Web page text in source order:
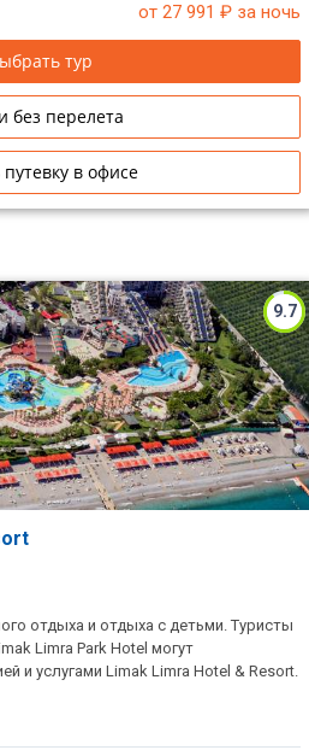
от 27 991 ₽ за ночь
тур
без перелета
в офисе
9.7
отдыха и отдыха с детьми. Туристы
Limra Park Hotel могут
и услугами Limak Limra Hotel & Resort.